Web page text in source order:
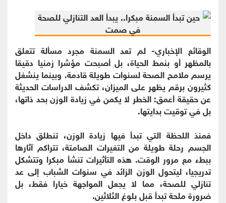
الوقائع الإخباري- لم تعد السمنة مجرد مسألة تتعلق
بالمظهر أو بنمط الحياة، بل أصبحت مؤشرا زمنيا دقيقا
يرسم ملامح الصحة لسنوات طويلة قادمة. وبينما ينشغل
كثيرون برقم يظهر على الميزان، تكشف الدراسات الحديثة
عن حقيقة أعمق: الخطر لا يكمن في زيادة الوزن بحد ذاتها،
بل في توقيت بدايتها.
فمنذ اللحظة التي تبدأ فيها زيادة الوزن، تنطلق داخل
الجسم رحلة طويلة من التغيرات الصامتة، تتراكم آثارها
ببطء مع مرور الوقت. هذه التأثيرات تنشأ مبكرا وتتشكل
تدريجيا، ليتحول الوزن الزائد في سنوات الشباب إلى عد
تنازلي للصحة، مما لا يجعل المواجهة خيارا فقط، بل
ضرورة ملحة تبدأ قبل بلوغ الثلاثين.